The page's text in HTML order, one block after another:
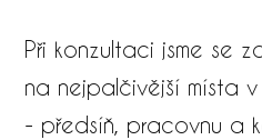
Při konzultaci jsme se
na nejpalčivější místa
- předsíň, pracovnu a